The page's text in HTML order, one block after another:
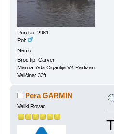
Poruke: 2981
Pol:
Nemo
Brod tip: Carver
Marina: Ada Ciganlija VK Partizan
Veličina: 33ft
Pera GARMIN
Veliki Rovac